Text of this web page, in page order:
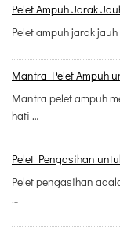
Pelet Ampuh Jarak
Pelet ampuh jarak
Mantra Pelet Ampuh
Mantra pelet ampuh
hati …
Pelet Pengasihan
Pelet pengasihan
…